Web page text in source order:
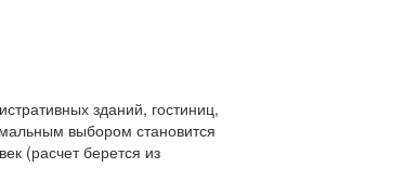
зданий, гостиниц,
выбором становится
(расчет берется из